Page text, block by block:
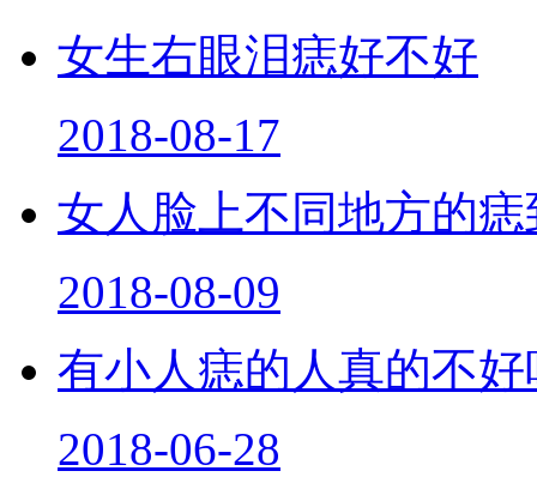
女生右眼泪痣好不好
2018-08-17
女人脸上不同地方的
2018-08-09
有小人痣的人真的不好
2018-06-28